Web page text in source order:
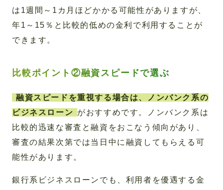
は1週間～1カ月ほどかかる可能性がありますが、
年1～15％と比較的低めの金利で利用することが
できます。
比較ポイント②融資スピードで選ぶ
融資スピードを重視する場合は、ノンバンク系の
ビジネスローン がおすすめです。ノンバンク系は
比較的迅速な審査と融資をおこなう傾向があり、
審査の結果次第では当日中に融資してもらえる可
能性があります。
銀行系ビジネスローンでも、利用者を優遇する金